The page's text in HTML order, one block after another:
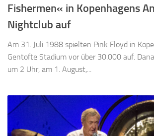
Fishermen« in Kopenhagens
Nightclub auf
Am 31. Juli 1988 spielten Pink Floyd in
Gentofte Stadium vor über 30.000 auf.
um 2 Uhr, am 1. August,...